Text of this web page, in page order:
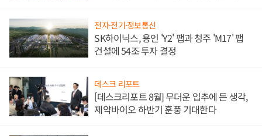
전자·전기·정보통신
SK하이닉스, 용인 'Y2' 팹과 청주 'M17' 팹
건설에 54조 투자 결정
데스크 리포트
[데스크리포트 8월] 무더운 입추에 든 생각,
제약바이오 하반기 훈풍 기대한다